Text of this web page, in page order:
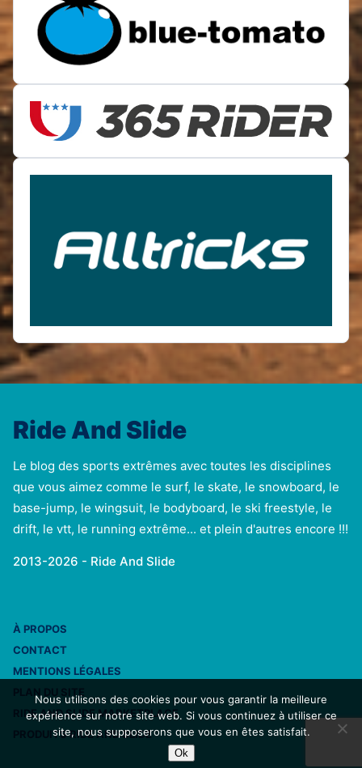
Ride And Slide
Le blog des sports extrêmes avec toutes les disciplines
que vous aimez comme le surf, le skate, le snowboard, le
base-jump, le wingsuit, le bodyboard, le ski freestyle, le
drift, le vtt, le running extrême... et plein d'autres encore !!!
2013-2026 - Ride And Slide
À PROPOS
CONTACT
MENTIONS LÉGALES
RIDE AND SLIDE MARKETPLACE
PRODUITS RIDE AND SLIDE
Nous utilisons des cookies pour vous garantir la meilleure
expérience sur notre site web. Si vous continuez à utiliser ce
site, nous supposerons que vous en êtes satisfait.
Ok